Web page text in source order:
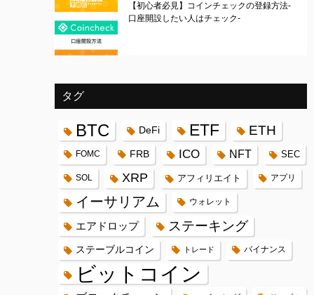
【初心者必見】コインチェックの登録方法-
口座開設したい人はチェック-
タグ
BTC DeFi ETF ETH
FOMC FRB ICO NFT SEC
SOL XRP アフィリエイト アプリ
イーサリアム ウォレット
エアドロップ ステーキング
ステーブルコイン トレード バイナンス
ビットコイン